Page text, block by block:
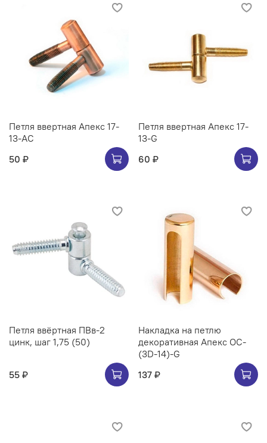
Петля ввертная Апекс 17-
13-AC
50 ₽
Петля ввертная Апекс 17-
13-G
60 ₽
Петля ввёртная ПВв-2
цинк, шаг 1,75 (50)
55 ₽
Накладка на петлю
декоративная Апекс OC-
(3D-14)-G
137 ₽